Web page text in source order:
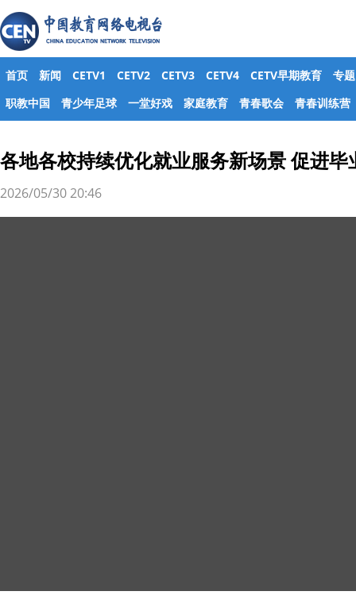
首页 新闻 CETV1 CETV2 CETV3 CETV4 CETV早期教育
专题
职教中国
青少年足球 一堂好戏 家庭教育 青春歌会 青春训练营
各地各校持续优化就业服务新场景 促进毕
2026/05/30 20:46